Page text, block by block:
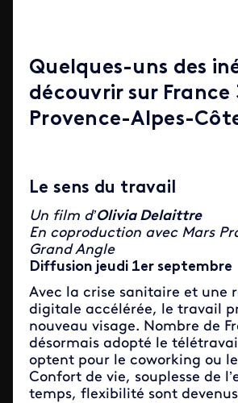
Quelques-uns des
découvrir sur France
Provence-Alpes-
Le sens du travail
Un film d’Olivia Delaittre
En coproduction avec Mars
Grand Angle
Diffusion jeudi 1er septembre
Avec la crise sanitaire et une
digitale accélérée, le travail
nouveau visage. Nombre de
désormais adopté le
optent pour le coworking ou
Confort de vie, souplesse de
temps, flexibilité sont